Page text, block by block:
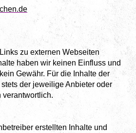
zu externen Webseiten
haben wir keinen Einfluss und
Gewähr. Für die Inhalte der
der jeweilige Anbieter oder
verantwortlich.
erstellten Inhalte und